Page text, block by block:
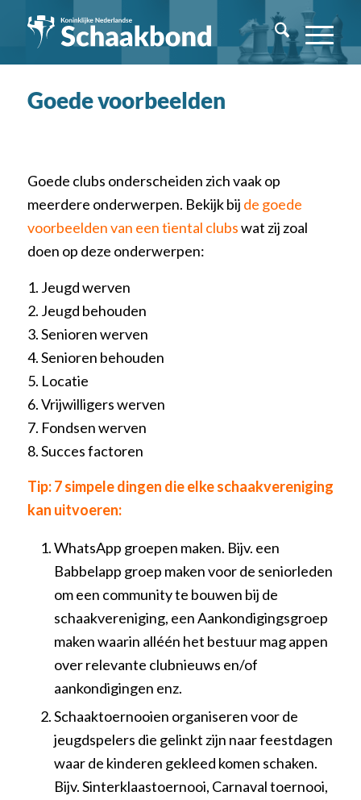
Goede voorbeelden
Goede clubs onderscheiden zich vaak op
meerdere onderwerpen. Bekijk bij de goede
voorbeelden van een tiental clubswat zij zoal
doen op deze onderwerpen:
1. Jeugd werven
2. Jeugd behouden
3. Senioren werven
4. Senioren behouden
5. Locatie
6. Vrijwilligers werven
7. Fondsen werven
8. Succes factoren
Tip: 7 simpele dingen die elke schaakvereniging
kan uitvoeren:
WhatsApp groepen maken. Bijv. een
Babbelapp groep maken voor de seniorleden
om een community te bouwen bij de
schaakvereniging, een Aankondigingsgroep
maken waarin alléén het bestuur mag appen
over relevante clubnieuws en/of
aankondigingen enz.
Schaaktoernooien organiseren voor de
jeugdspelers die gelinkt zijn naar feestdagen
waar de kinderen gekleed komen schaken.
Bijv. Sinterklaastoernooi, Carnaval toernooi,